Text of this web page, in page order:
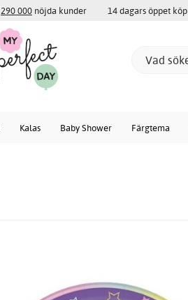
290 000 nöjda kunder 14 dagars öppet köp
Kalas Baby Shower Färgtema